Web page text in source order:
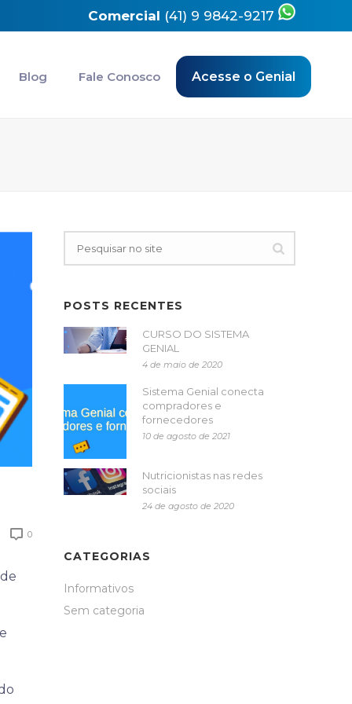
Comercial (41) 9 9842-9217
Blog Fale Conosco Acesse o Genial
0
POSTS RECENTES
CURSO DO SISTEMA
GENIAL
4 de maio de 2020
Sistema Genial conecta
compradores e
fornecedores
10 de agosto de 2021
Nutricionistas nas redes
sociais
24 de agosto de 2020
CATEGORIAS
Informativos
Sem categoria